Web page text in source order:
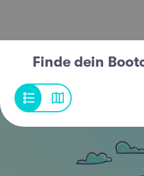
Finde dein